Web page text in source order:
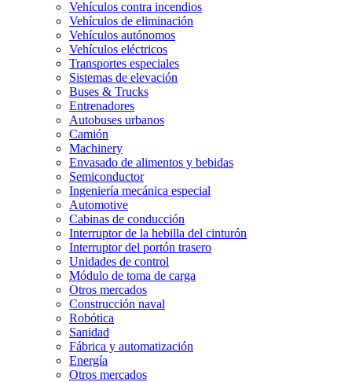
Vehículos contra incendios
Vehículos de eliminación
Vehículos autónomos
Vehículos eléctricos
Transportes especiales
Sistemas de elevación
Buses & Trucks
Entrenadores
Autobuses urbanos
Camión
Machinery
Envasado de alimentos y bebidas
Semiconductor
Ingeniería mecánica especial
Automotive
Cabinas de conducción
Interruptor de la hebilla del cinturón
Interruptor del portón trasero
Unidades de control
Módulo de toma de carga
Otros mercados
Construcción naval
Robótica
Sanidad
Fábrica y automatización
Energía
Otros mercados